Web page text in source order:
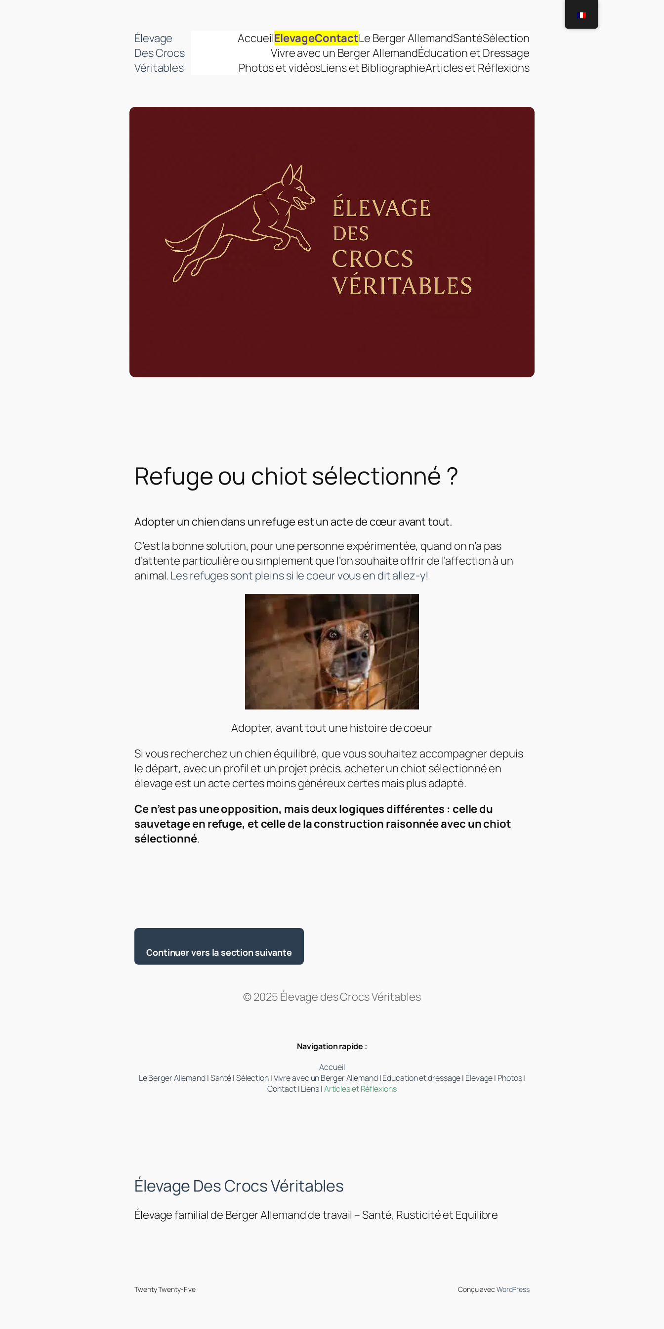
Élevage
Des Crocs
Véritables
AccueilElevageContactLe Berger AllemandSantéSélection
Vivre avec un Berger AllemandÉducation et Dressage
Photos et vidéosLiens et BibliographieArticles et Réflexions
Refuge ou chiot sélectionné ?
Adopter un chien dans un refuge est un acte de cœur avant tout.
C’est la bonne solution, pour une personne expérimentée, quand on n’a pas
d’attente particulière ou simplement que l’on souhaite offrir de l’affection à un
animal. Les refuges sont pleins si le coeur vous en dit allez-y!
Adopter, avant tout une histoire de coeur
Si vous recherchez un chien équilibré, que vous souhaitez accompagner depuis
le départ, avec un profil et un projet précis, acheter un chiot sélectionné en
élevage est un acte certes moins généreux certes mais plus adapté.
Ce n’est pas une opposition, mais deux logiques différentes : celle du
sauvetage en refuge, et celle de la construction raisonnée avec un chiot
sélectionné.
Continuer vers la section suivante
© 2025 Élevage des Crocs Véritables
Navigation rapide :
Accueil
Le Berger Allemand|Santé|Sélection|Vivre avec un Berger Allemand|Éducation et dressage| Élevage| Photos|
Contact|Liens|Articles et Réflexions
Élevage Des Crocs Véritables
Élevage familial de Berger Allemand de travail – Santé, Rusticité et Equilibre
Twenty Twenty-Five Conçu avec WordPress